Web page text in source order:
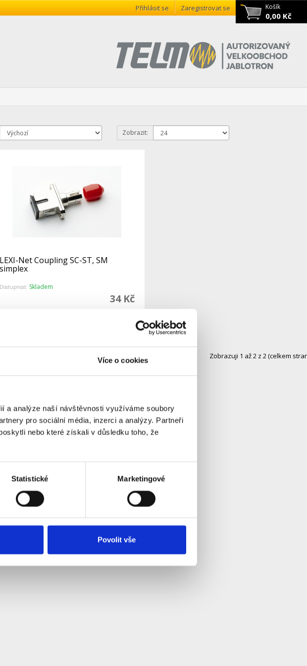
Více o cookies
a analýze naší návštěvnosti využíváme soubory
pro sociální média, inzerci a analýzy. Partneři
nebo které získali v důsledku toho, že
Statistické Marketingové
Povolit vše
Košík
0,00 Kč
Přihlásit se Zaregistrovat se
Zobrazit:
LEXI-Net Coupling SC-ST, SM
simplex
Dostupnost: Skladem
34 Kč
Zobrazuji 1 až 2 z 2 (celkem